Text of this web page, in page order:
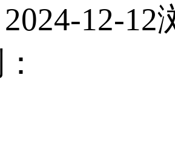
12-12